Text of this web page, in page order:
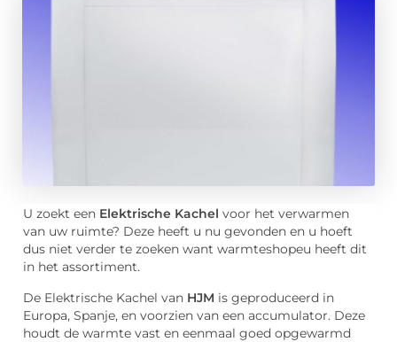
U zoekt een Elektrische Kachel voor het verwarmen
van uw ruimte? Deze heeft u nu gevonden en u hoeft
dus niet verder te zoeken want warmteshopeu heeft dit
in het assortiment.
De Elektrische Kachel van HJM is geproduceerd in
Europa, Spanje, en voorzien van een accumulator. Deze
houdt de warmte vast en eenmaal goed opgewarmd